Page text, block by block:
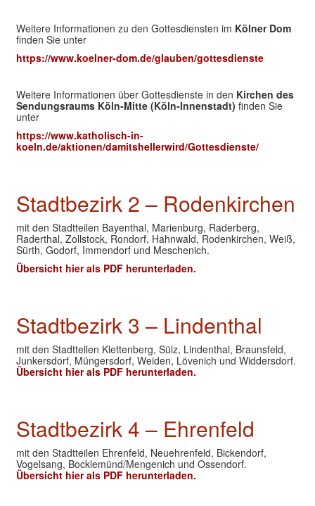
Weitere Informationen zu den Gottesdiensten im Kölner Dom
finden Sie unter
https://www.koelner-dom.de/glauben/gottesdienste
Weitere Informationen über Gottesdienste in den Kirchen des
Sendungsraums Köln-Mitte (Köln-Innenstadt) finden Sie
unter
https://www.katholisch-in-
koeln.de/aktionen/damitshellerwird/Gottesdienste/
Stadtbezirk 2 – Rodenkirchen
mit den Stadtteilen Bayenthal, Marienburg, Raderberg,
Raderthal, Zollstock, Rondorf, Hahnwald, Rodenkirchen, Weiß,
Sürth, Godorf, Immendorf und Meschenich.
Übersicht hier als PDF herunterladen.
Stadtbezirk 3 – Lindenthal
mit den Stadtteilen Klettenberg, Sülz, Lindenthal, Braunsfeld,
Junkersdorf, Müngersdorf, Weiden, Lövenich und Widdersdorf.
Übersicht hier als PDF herunterladen.
Stadtbezirk 4 – Ehrenfeld
mit den Stadtteilen Ehrenfeld, Neuehrenfeld, Bickendorf,
Vogelsang, Bocklemünd/Mengenich und Ossendorf.
Übersicht hier als PDF herunterladen.